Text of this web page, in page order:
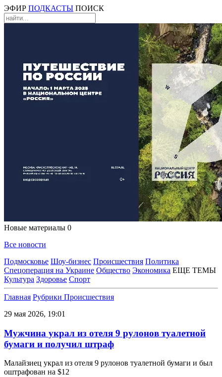
ЭФИР ПОДКАСТЫ ПОИСК
Новые материалы 0
Все новости
Подмосковье Шоу-бизнес Происшествия Политика
Спецоперация на Украине Общество Экономика ЕЩЕ ТЕМЫ
Культура Здоровье Спорт
Главная Рубрики Происшествия
29 мая 2026, 19:01
Мужчина украл из отеля 9 рулонов туалетной
бумаги и получил штраф
Малайзиец украл из отеля 9 рулонов туалетной бумаги и был
оштрафован на $12